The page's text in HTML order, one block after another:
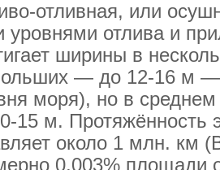
отливная, или
отлива и
ширины в
— до 12-16 м —
моря), но в
15 м. Протяжённость
около 1 млн. км
0,003% площади